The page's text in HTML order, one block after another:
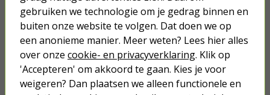
3,75
Stopcontact | ION Industries | E1
(Inbouw, Randaarde,
Aanraakbeveiliging, Mat wit)
gebruiken we technologie om je gedrag binnen en
buiten onze website te volgen. Dat doen we op
een anonieme manier. Meer weten? Lees hier alles
over onze cookie- en privacyverklaring. Klik op
'Accepteren' om akkoord te gaan. Kies je voor
weigeren? Dan plaatsen we alleen functionele en